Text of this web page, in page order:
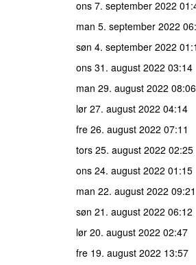
ons 7. september 2022
man 5. september 2022
søn 4. september 2022
ons 31. august 2022 03:14
man 29. august 2022 08:06
lør 27. august 2022 04:14
fre 26. august 2022 07:11
tors 25. august 2022 02:25
ons 24. august 2022 01:15
man 22. august 2022 09:21
søn 21. august 2022 06:12
lør 20. august 2022 02:47
fre 19. august 2022 13:57